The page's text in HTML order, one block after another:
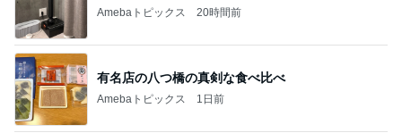
Amebaトピックス 20時間前
有名店の八つ橋の真剣な食べ比べ
Amebaトピックス 1日前